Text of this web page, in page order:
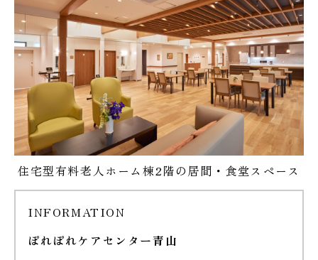
住宅型有料老人ホーム棟2階の居間・食堂スペース
INFORMATION
ぽれぽれケアセンター青山